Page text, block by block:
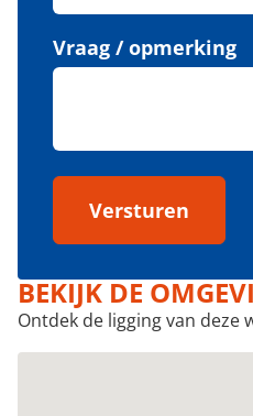
Vraag / opmerking
Versturen
BEKIJK DE
Ontdek de ligging van deze